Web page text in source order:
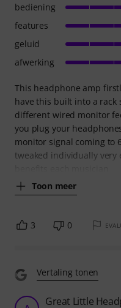
This headphone amp
have this built into a rack
different wired monitor
you plug your
monitor signal coming to
tweaked individually very
Toon meer
bediening
features
geluid
afwerking
3 0
Vertaling tonen
Great Little